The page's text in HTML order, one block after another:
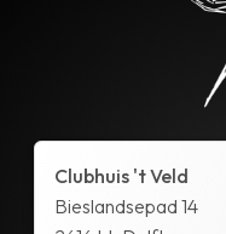
Clubhuis 't Veld
Bieslandsepad 14